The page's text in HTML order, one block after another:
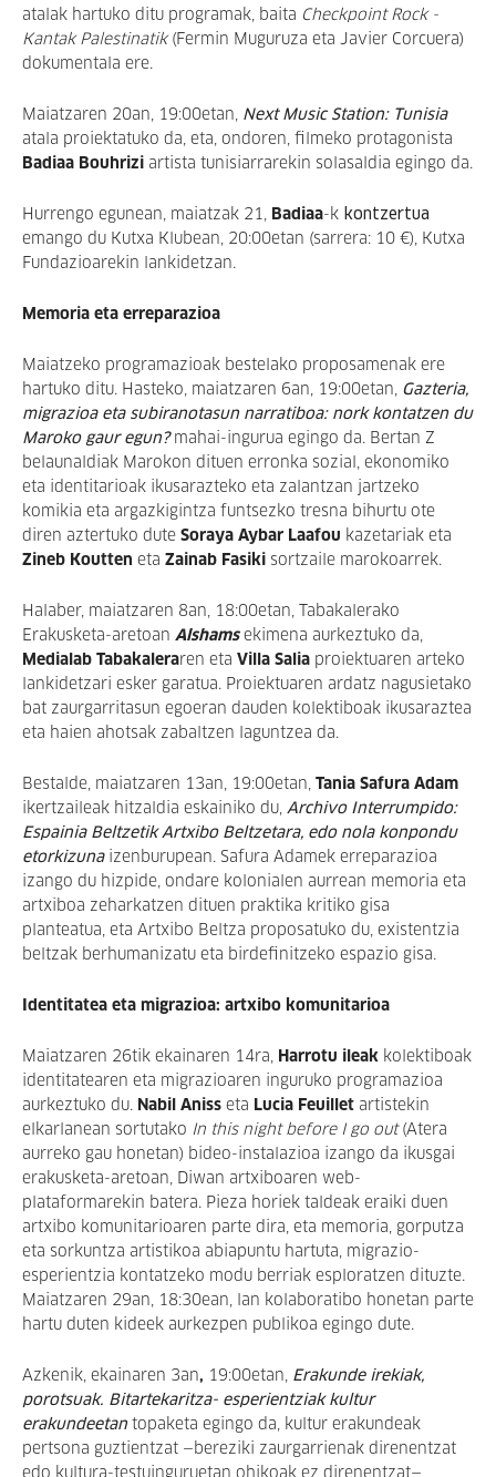
atalak hartuko ditu programak, baita Checkpoint Rock -
Kantak Palestinatik(Fermin Muguruza eta Javier Corcuera)
dokumentala ere.
Maiatzaren 20an, 19:00etan, Next Music Station: Tunisia
atala proiektatuko da, eta, ondoren, filmeko protagonista
Badiaa Bouhrizi artista tunisiarrarekin solasaldia egingo da.
Hurrengo egunean, maiatzak 21, Badiaa-k kontzertua
emango du Kutxa Klubean, 20:00etan (sarrera: 10 €), Kutxa
Fundazioarekin lankidetzan.
Memoria eta erreparazioa
Maiatzeko programazioak bestelako proposamenak ere
hartuko ditu. Hasteko, maiatzaren 6an, 19:00etan, Gazteria,
migrazioa eta subiranotasun narratiboa: nork kontatzen du
Maroko gaur egun?mahai-ingurua egingo da. Bertan Z
belaunaldiak Marokon dituen erronka sozial, ekonomiko
eta identitarioak ikusarazteko eta zalantzan jartzeko
komikia eta argazkigintza funtsezko tresna bihurtu ote
diren aztertuko dute Soraya Aybar Laafou kazetariak eta
Zineb Koutten eta Zainab Fasiki sortzaile marokoarrek.
Halaber, maiatzaren 8an, 18:00etan, Tabakalerako
Erakusketa-aretoan Alshams ekimena aurkeztuko da,
Medialab Tabakaleraren eta Villa Salia proiektuaren arteko
lankidetzari esker garatua. Proiektuaren ardatz nagusietako
bat zaurgarritasun egoeran dauden kolektiboak ikusaraztea
eta haien ahotsak zabaltzen laguntzea da.
Bestalde, maiatzaren 13an, 19:00etan, Tania Safura Adam
ikertzaileak hitzaldia eskainiko du, Archivo Interrumpido:
Espainia Beltzetik Artxibo Beltzetara, edo nola konpondu
etorkizunaizenburupean. Safura Adamek erreparazioa
izango du hizpide, ondare kolonialen aurrean memoria eta
artxiboa zeharkatzen dituen praktika kritiko gisa
planteatua, eta Artxibo Beltza proposatuko du, existentzia
beltzak berhumanizatu eta birdefinitzeko espazio gisa.
Identitatea eta migrazioa: artxibo komunitarioa
Maiatzaren 26tik ekainaren 14ra, Harrotu ileak kolektiboak
identitatearen eta migrazioaren inguruko programazioa
aurkeztuko du. Nabil Aniss eta Lucia Feuillet artistekin
elkarlanean sortutako In this night before I go out (Atera
aurreko gau honetan) bideo-instalazioa izango da ikusgai
erakusketa-aretoan, Diwan artxiboaren web-
plataformarekin batera. Pieza horiek taldeak eraiki duen
artxibo komunitarioaren parte dira, eta memoria, gorputza
eta sorkuntza artistikoa abiapuntu hartuta, migrazio-
esperientzia kontatzeko modu berriak esploratzen dituzte.
Maiatzaren 29an, 18:30ean, lan kolaboratibo honetan parte
hartu duten kideek aurkezpen publikoa egingo dute.
Azkenik, ekainaren 3an, 19:00etan, Erakunde irekiak,
porotsuak. Bitartekaritza- esperientziak kultur
erakundeetantopaketa egingo da, kultur erakundeak
pertsona guztientzat —bereziki zaurgarrienak direnentzat
edo kultura-testuinguruetan ohikoak ez direnentzat—